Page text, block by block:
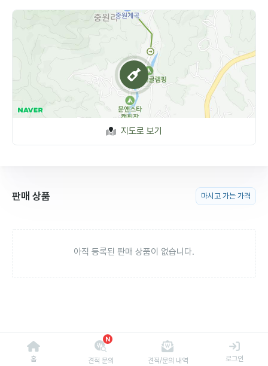
지도로 보기
판매 상품 마시고 가는 가격
아직 등록된 판매 상품이 없습니다.
홈
N
견적 문의 견적/문의 내역 로그인